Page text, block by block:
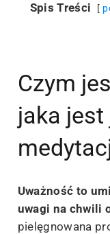
Spis Treści
Czym
jaka
Uważność to
uwagi na chwili
pielęgnowana